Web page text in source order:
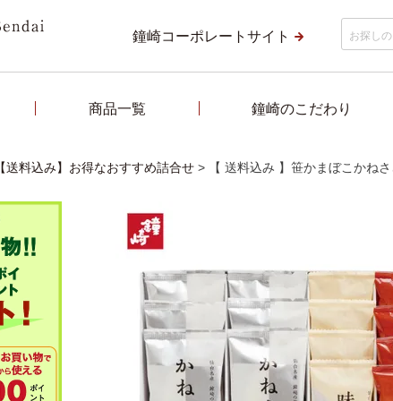
鐘崎コーポレートサイト
商品一覧 鐘崎のこだわり
【送料込み】お得なおすすめ詰合せ 【 送料込み 】笹かまぼこかね